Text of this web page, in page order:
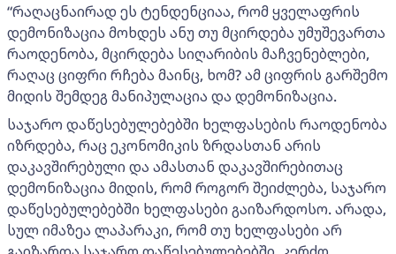
“რაღაცნაირად ეს ტენდენციაა, რომ ყველაფრის
დემონიზაცია მოხდეს ანუ თუ მცირდება უმუშევართა
რაოდენობა, მცირდება სიღარიბის მაჩვენებლები,
რაღაც ციფრი რჩება მაინც, ხომ? ამ ციფრის გარშემო
მიდის შემდეგ მანიპულაცია და დემონიზაცია.
საჯარო დაწესებულებებში ხელფასების რაოდენობა
იზრდება, რაც ეკონომიკის ზრდასთან არის
დაკავშირებული და ამასთან დაკავშირებითაც
დემონიზაცია მიდის, რომ როგორ შეიძლება, საჯარო
დაწესებულებებში ხელფასები გაიზარდოსო. არადა,
სულ იმაზეა ლაპარაკი, რომ თუ ხელფასები არ